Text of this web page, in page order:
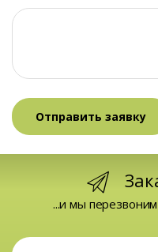
...и мы